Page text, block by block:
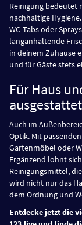
Reinigung bedeutet
nachhaltige
WC-Tabs oder
langanhaltende
in deinem Zuhause
und für Gäste stets
Für Haus
ausgestattet
Auch im
Optik. Mit
Gartenmöbel oder
Ergänzend lohnt
Reinigungsmittel,
wird nicht nur das
dem Ordnung und
Entdecke jetzt die